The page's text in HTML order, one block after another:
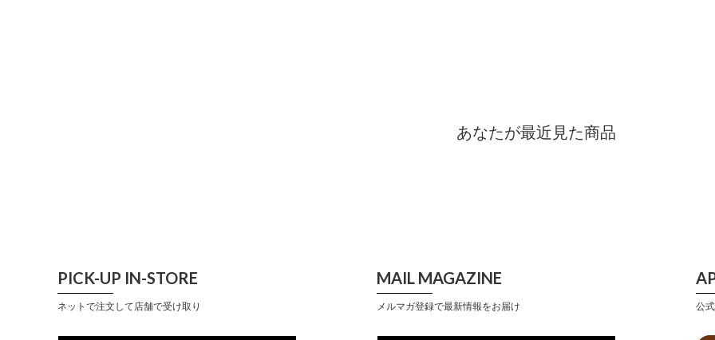
あなたが最近見た商品
PICK-UP IN-STORE
ネットで注文して店舗で受け取り
MAIL MAGAZINE
メルマガ登録で最新情報をお届け 公